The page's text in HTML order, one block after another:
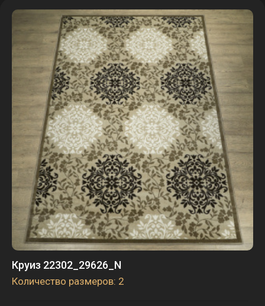
Круиз 22302_29626_N
Количество размеров: 2